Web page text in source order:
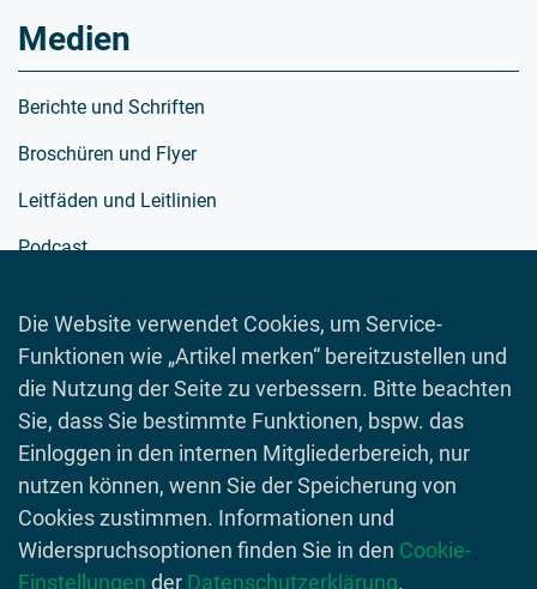
Die Website verwendet Cookies, um Service-
Funktionen wie „Artikel merken“ bereitzustellen und
die Nutzung der Seite zu verbessern. Bitte beachten
Sie, dass Sie bestimmte Funktionen, bspw. das
Einloggen in den internen Mitgliederbereich, nur
nutzen können, wenn Sie der Speicherung von
Cookies zustimmen. Informationen und
Widerspruchsoptionen finden Sie in den Cookie-
Einstellungen der Datenschutzerklärung.
Medien
Berichte und Schriften
Broschüren und Flyer
Leitfäden und Leitlinien
Podcast
Spielewelt
Toolboxen
Videos